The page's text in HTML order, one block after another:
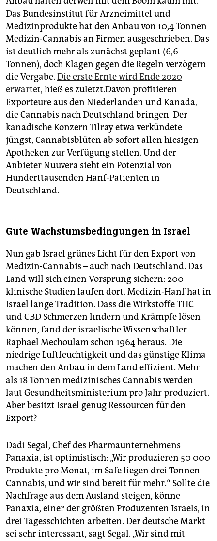
Das Bundesinstitut für Arzneimittel und
Medizinprodukte hat den Anbau von 10,4 Tonnen
Medizin-Cannabis an Firmen ausgeschrieben. Das
ist deutlich mehr als zunächst geplant (6,6
Tonnen), doch Klagen gegen die Regeln verzögern
die Vergabe. Die erste Ernte wird Ende 2020
erwartet, hieß es zuletzt.Davon profitieren
Exporteure aus den Niederlanden und Kanada,
die Cannabis nach Deutschland bringen. Der
kanadische Konzern Tilray etwa verkündete
jüngst, Cannabisblüten ab sofort allen hiesigen
Apotheken zur Verfügung stellen. Und der
Anbieter Nuuvera sieht ein Potenzial von
Hunderttausenden Hanf-Patienten in
Deutschland.
Gute Wachstumsbedingungen in Israel
Nun gab Israel grünes Licht für den Export von
Medizin-Cannabis – auch nach Deutschland. Das
Land will sich einen Vorsprung sichern: 200
klinische Studien laufen dort. Medizin-Hanf hat in
Israel lange Tradition. Dass die Wirkstoffe THC
und CBD Schmerzen lindern und Krämpfe lösen
können, fand der israelische Wissenschaftler
Raphael Mechoulam schon 1964 heraus. Die
niedrige Luftfeuchtigkeit und das günstige Klima
machen den Anbau in dem Land effizient. Mehr
als 18 Tonnen medizinisches Cannabis werden
laut Gesundheitsministerium pro Jahr produziert.
Aber besitzt Israel genug Ressourcen für den
Export?
Dadi Segal, Chef des Pharmaunternehmens
Panaxia, ist optimistisch: „Wir produzieren 50 000
Produkte pro Monat, im Safe liegen drei Tonnen
Cannabis, und wir sind bereit für mehr.“ Sollte die
Nachfrage aus dem Ausland steigen, könne
Panaxia, einer der größten Produzenten Israels, in
drei Tagesschichten arbeiten. Der deutsche Markt
sei sehr interessant, sagt Segal. „Wir sind mit